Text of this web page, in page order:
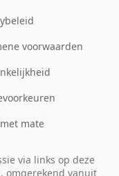
voorwaarden
mate
via links op deze
omgerekend vanuit